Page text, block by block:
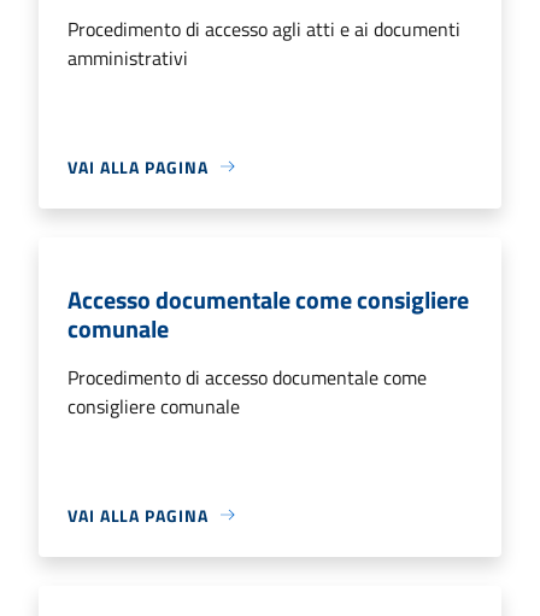
Procedimento di accesso agli atti e ai documenti
amministrativi
VAI ALLA PAGINA
Accesso documentale come consigliere
comunale
Procedimento di accesso documentale come
consigliere comunale
VAI ALLA PAGINA